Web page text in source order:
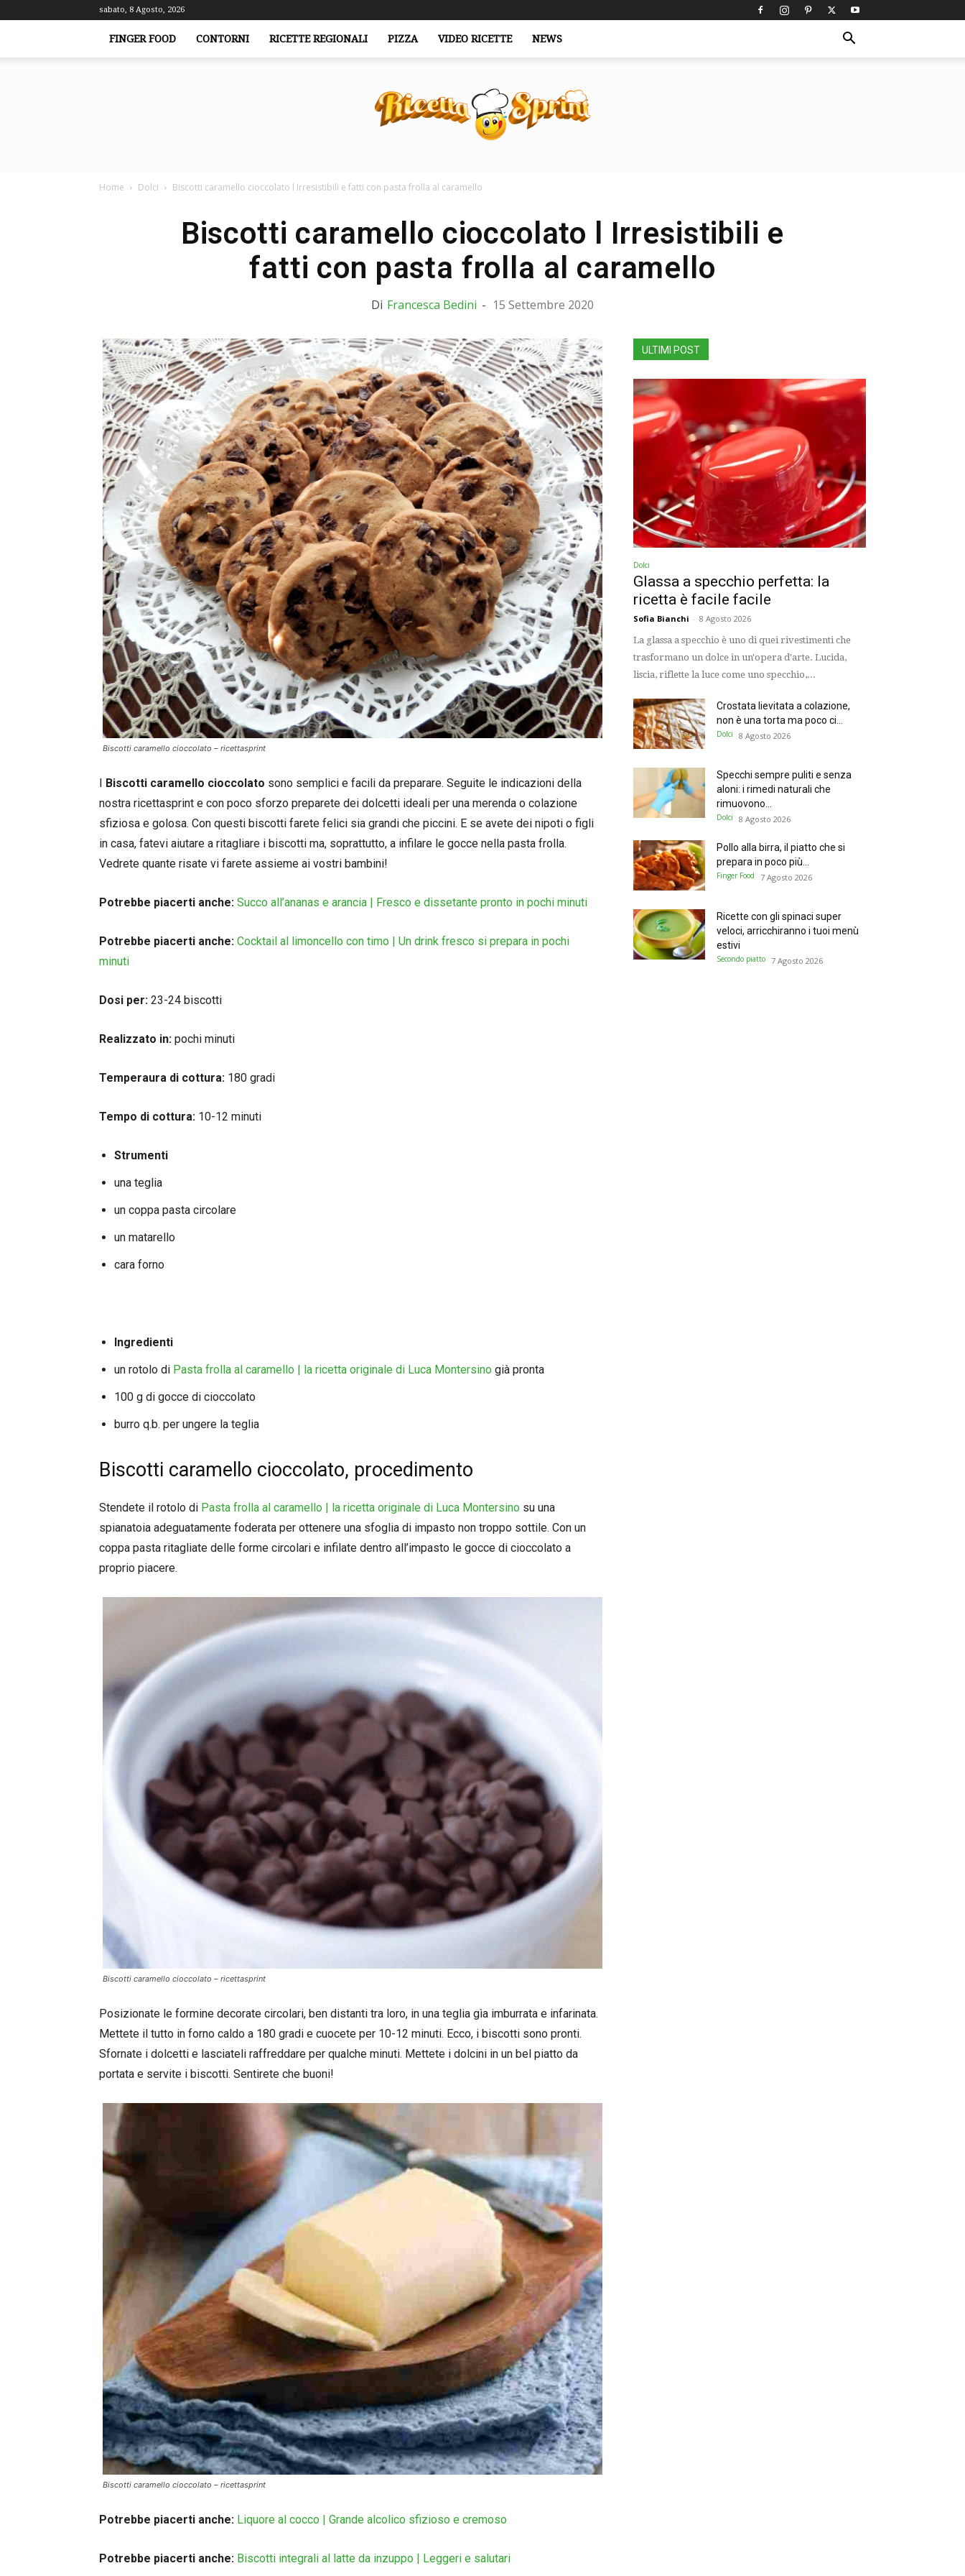
sabato, 8 Agosto, 2026
FINGER FOOD CONTORNI RICETTE REGIONALI PIZZA VIDEO RICETTE NEWS
Home Dolci Biscotti caramello cioccolato l Irresistibili e fatti con pasta frolla al caramello
Biscotti caramello cioccolato l Irresistibili e
fatti con pasta frolla al caramello
Di Francesca Bedini - 15 Settembre 2020
Biscotti caramello cioccolato – ricettasprint
I Biscotti caramello cioccolato sono semplici e facili da preparare. Seguite le indicazioni della
nostra ricettasprint e con poco sforzo preparete dei dolcetti ideali per una merenda o colazione
sfiziosa e golosa. Con questi biscotti farete felici sia grandi che piccini. E se avete dei nipoti o figli
in casa, fatevi aiutare a ritagliare i biscotti ma, soprattutto, a infilare le gocce nella pasta frolla.
Vedrete quante risate vi farete assieme ai vostri bambini!
Potrebbe piacerti anche: Succo all’ananas e arancia | Fresco e dissetante pronto in pochi minuti
Potrebbe piacerti anche: Cocktail al limoncello con timo | Un drink fresco si prepara in pochi
minuti
Dosi per: 23-24 biscotti
Realizzato in: pochi minuti
Temperaura di cottura: 180 gradi
Tempo di cottura: 10-12 minuti
Strumenti
una teglia
un coppa pasta circolare
un matarello
cara forno
Ingredienti
un rotolo di Pasta frolla al caramello | la ricetta originale di Luca Montersino già pronta
100 g di gocce di cioccolato
burro q.b. per ungere la teglia
Biscotti caramello cioccolato, procedimento
Stendete il rotolo di Pasta frolla al caramello | la ricetta originale di Luca Montersino su una
spianatoia adeguatamente foderata per ottenere una sfoglia di impasto non troppo sottile. Con un
coppa pasta ritagliate delle forme circolari e infilate dentro all’impasto le gocce di cioccolato a
proprio piacere.
Biscotti caramello cioccolato – ricettasprint
Posizionate le formine decorate circolari, ben distanti tra loro, in una teglia gìa imburrata e infarinata.
Mettete il tutto in forno caldo a 180 gradi e cuocete per 10-12 minuti. Ecco, i biscotti sono pronti.
Sfornate i dolcetti e lasciateli raffreddare per qualche minuti. Mettete i dolcini in un bel piatto da
portata e servite i biscotti. Sentirete che buoni!
Biscotti caramello cioccolato – ricettasprint
Potrebbe piacerti anche: Liquore al cocco | Grande alcolico sfizioso e cremoso
Potrebbe piacerti anche: Biscotti integrali al latte da inzuppo | Leggeri e salutari
ULTIMI POST
Dolci
Glassa a specchio perfetta: la
ricetta è facile facile
Sofia Bianchi - 8 Agosto 2026
La glassa a specchio è uno di quei rivestimenti che
trasformano un dolce in un'opera d'arte. Lucida,
liscia, riflette la luce come uno specchio,...
Crostata lievitata a colazione,
non è una torta ma poco ci...
Dolci 8 Agosto 2026
Specchi sempre puliti e senza
aloni: i rimedi naturali che
rimuovono...
Dolci 8 Agosto 2026
Pollo alla birra, il piatto che si
prepara in poco più...
Finger Food 7 Agosto 2026
Ricette con gli spinaci super
veloci, arricchiranno i tuoi menù
estivi
Secondo piatto 7 Agosto 2026